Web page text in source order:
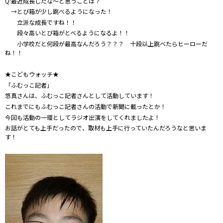
→とび箱が少し跳べるようになった！
立派な成長ですね！！
段々高いとび箱がとべるようになるよ！！
小学校だと何段が最高なんだろう？？？ 十段以上跳べたらヒーローだ
ね！！
★こどもウォッチ★
「ふむっこ記者」
悠真さんは、ふむっこ記者さんとして活動しています！
これまでにもふむっこ記者さんの活動で新聞に載ったとか！
今回も活動の一環としてラジオ出演をしてくれましたよ！
お話がとても上手だったので、取材も上手に行っていたんだろうなと思いま
す！